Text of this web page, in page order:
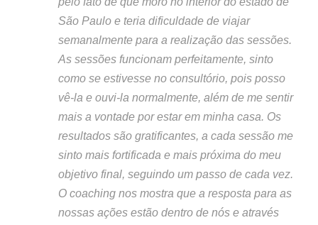
São Paulo e teria dificuldade de viajar
semanalmente para a realização das sessões.
As sessões funcionam perfeitamente, sinto
como se estivesse no consultório, pois posso
vê-la e ouvi-la normalmente, além de me sentir
mais a vontade por estar em minha casa. Os
resultados são gratificantes, a cada sessão me
sinto mais fortificada e mais próxima do meu
objetivo final, seguindo um passo de cada vez.
O coaching nos mostra que a resposta para as
nossas ações estão dentro de nós e através